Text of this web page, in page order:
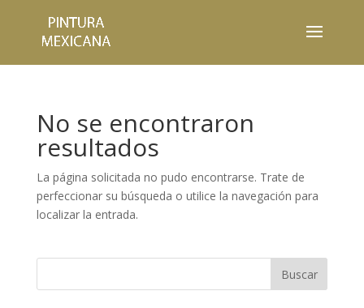
No se encontraron
resultados
La página solicitada no pudo encontrarse. Trate de
perfeccionar su búsqueda o utilice la navegación para
localizar la entrada.